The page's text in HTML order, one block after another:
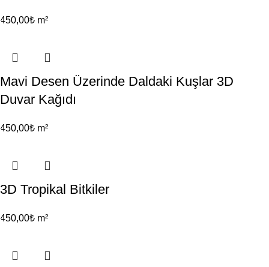
450,00₺ m²
Mavi Desen Üzerinde Daldaki Kuşlar 3D
Duvar Kağıdı
450,00₺ m²
3D Tropikal Bitkiler
450,00₺ m²